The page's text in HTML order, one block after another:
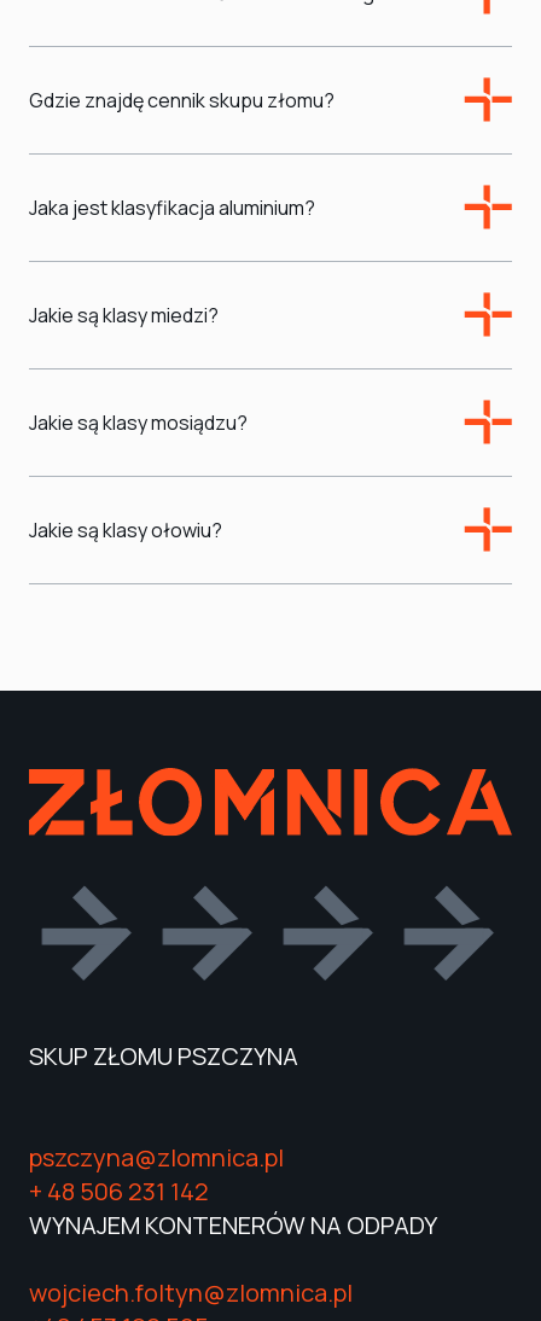
Gdzie znajdę cennik skupu złomu?
Jaka jest klasyfikacja aluminium?
Jakie są klasy miedzi?
Jakie są klasy mosiądzu?
Jakie są klasy ołowiu?
SKUP ZŁOMU PSZCZYNA
pszczyna@zlomnica.pl
+ 48 506 231 142
WYNAJEM KONTENERÓW NA ODPADY
wojciech.foltyn@zlomnica.pl